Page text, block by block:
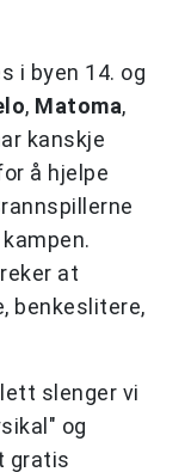
i byen 14. og
, Matoma,
kanskje
å hjelpe
at
benkeslitere,
slenger vi
og
gratis